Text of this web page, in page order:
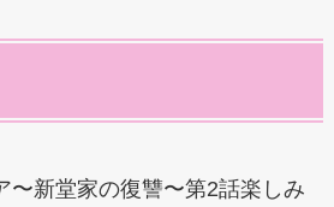
〜新堂家の復讐〜第2話楽しみ